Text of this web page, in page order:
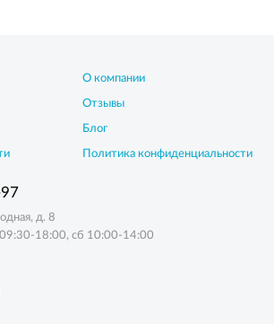
О компании
Отзывы
Блог
Политика конфиденциальности
д. 8
18:00, сб 10:00-14:00